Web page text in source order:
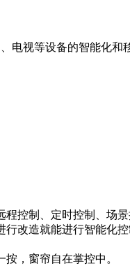
电视等设备的智能化
控制、定时控制、场景
改造就能进行智能化
，窗帘自在掌控中。